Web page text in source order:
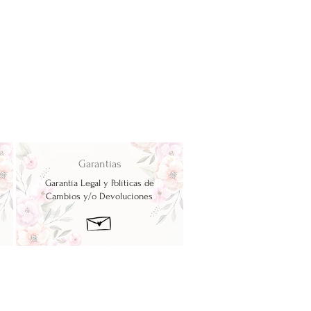
Garantías
Garantía Legal y Políticas de
Cambios y/o Devoluciones